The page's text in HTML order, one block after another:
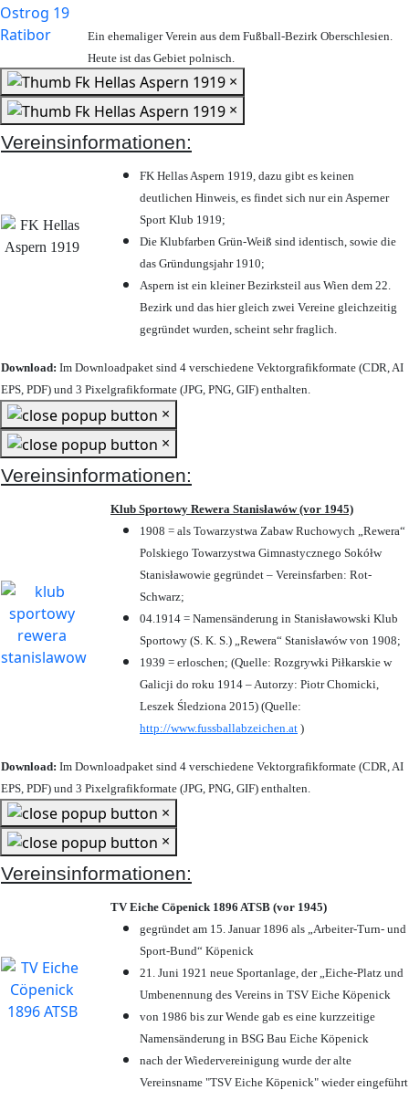
Ein ehemaliger Verein aus dem Fußball-Bezirk Oberschlesien.
Heute ist das Gebiet polnisch.
×
×
Vereinsinformationen:
FK Hellas Aspern 1919, dazu gibt es keinen
deutlichen Hinweis, es findet sich nur ein Asperner
Sport Klub 1919;
Die Klubfarben Grün-Weiß sind identisch, sowie die
das Gründungsjahr 1910;
Aspern ist ein kleiner Bezirksteil aus Wien dem 22.
Bezirk und das hier gleich zwei Vereine gleichzeitig
gegründet wurden, scheint sehr fraglich.
Download: Im Downloadpaket sind 4 verschiedene Vektorgrafikformate (CDR, AI
EPS, PDF) und 3 Pixelgrafikformate (JPG, PNG, GIF) enthalten.
×
×
Vereinsinformationen:
Klub Sportowy Rewera Stanisławów (vor 1945)
1908 = als Towarzystwa Zabaw Ruchowych „Rewera“
Polskiego Towarzystwa Gimnastycznego Sokółw
Stanisławowie gegründet – Vereinsfarben: Rot-
Schwarz;
04.1914 = Namensänderung in Stanisławowski Klub
Sportowy (S. K. S.) „Rewera“ Stanisławów von 1908;
1939 = erloschen; (Quelle: Rozgrywki Piłkarskie w
Galicji do roku 1914 – Autorzy: Piotr Chomicki,
Leszek Śledziona 2015) (Quelle:
http://www.fussballabzeichen.at )
Download: Im Downloadpaket sind 4 verschiedene Vektorgrafikformate (CDR, AI
EPS, PDF) und 3 Pixelgrafikformate (JPG, PNG, GIF) enthalten.
×
×
Vereinsinformationen:
TV Eiche Cöpenick 1896 ATSB (vor 1945)
gegründet am 15. Januar 1896 als „Arbeiter-Turn- und
Sport-Bund“ Köpenick
21. Juni 1921 neue Sportanlage, der „Eiche-Platz und
Umbenennung des Vereins in TSV Eiche Köpenick
von 1986 bis zur Wende gab es eine kurzzeitige
Namensänderung in BSG Bau Eiche Köpenick
nach der Wiedervereinigung wurde der alte
Vereinsname "TSV Eiche Köpenick" wieder eingeführt